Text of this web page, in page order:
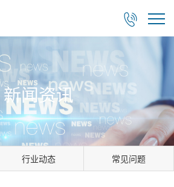

新闻资讯
行业动态 常见问题